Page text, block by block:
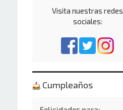
Visita nuestras redes
sociales:
Cumpleaños